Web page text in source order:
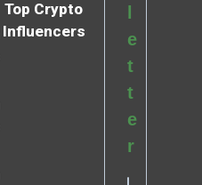
Top Crypto
Influencers
e
t
t
e
r